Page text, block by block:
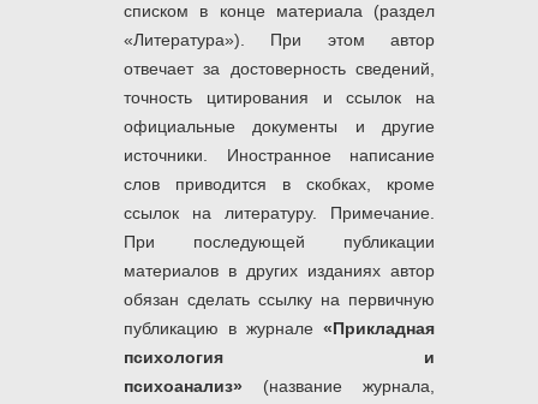
списком в конце материала (раздел
«Литература»). При этом автор
отвечает за достоверность сведений,
точность цитирования и ссылок на
официальные документы и другие
источники. Иностранное написание
слов приводится в скобках, кроме
ссылок на литературу. Примечание.
При последующей публикации
материалов в других изданиях автор
обязан сделать ссылку на первичную
публикацию в журнале «Прикладная
психология и
психоанализ» (название журнала,